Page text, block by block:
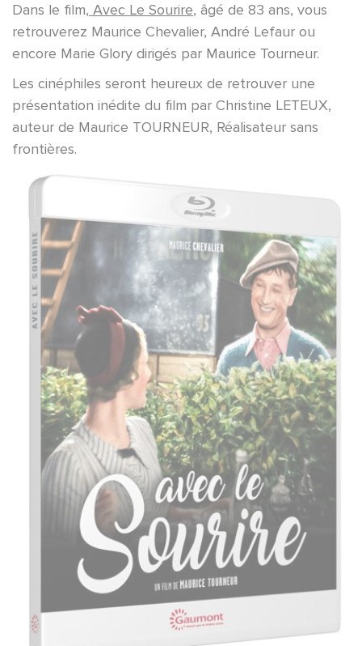
Dans le film, Avec Le Sourire, âgé de 83 ans, vous
retrouverez Maurice Chevalier, André Lefaur ou
encore Marie Glory dirigés par Maurice Tourneur.
Les cinéphiles seront heureux de retrouver une
présentation inédite du film par Christine LETEUX,
auteur de Maurice TOURNEUR, Réalisateur sans
frontières.